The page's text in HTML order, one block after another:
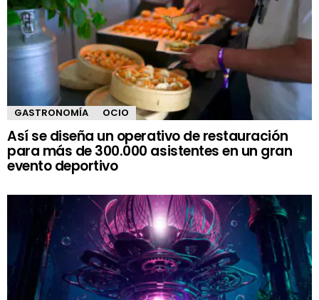
GASTRONOMÍA OCIO
Así se diseña un operativo de restauración
para más de 300.000 asistentes en un gran
evento deportivo